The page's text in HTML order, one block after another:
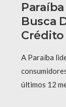
Busca
Crédito
A Paraíba
últimos 12